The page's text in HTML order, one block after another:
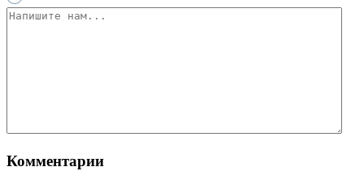
Комментарии